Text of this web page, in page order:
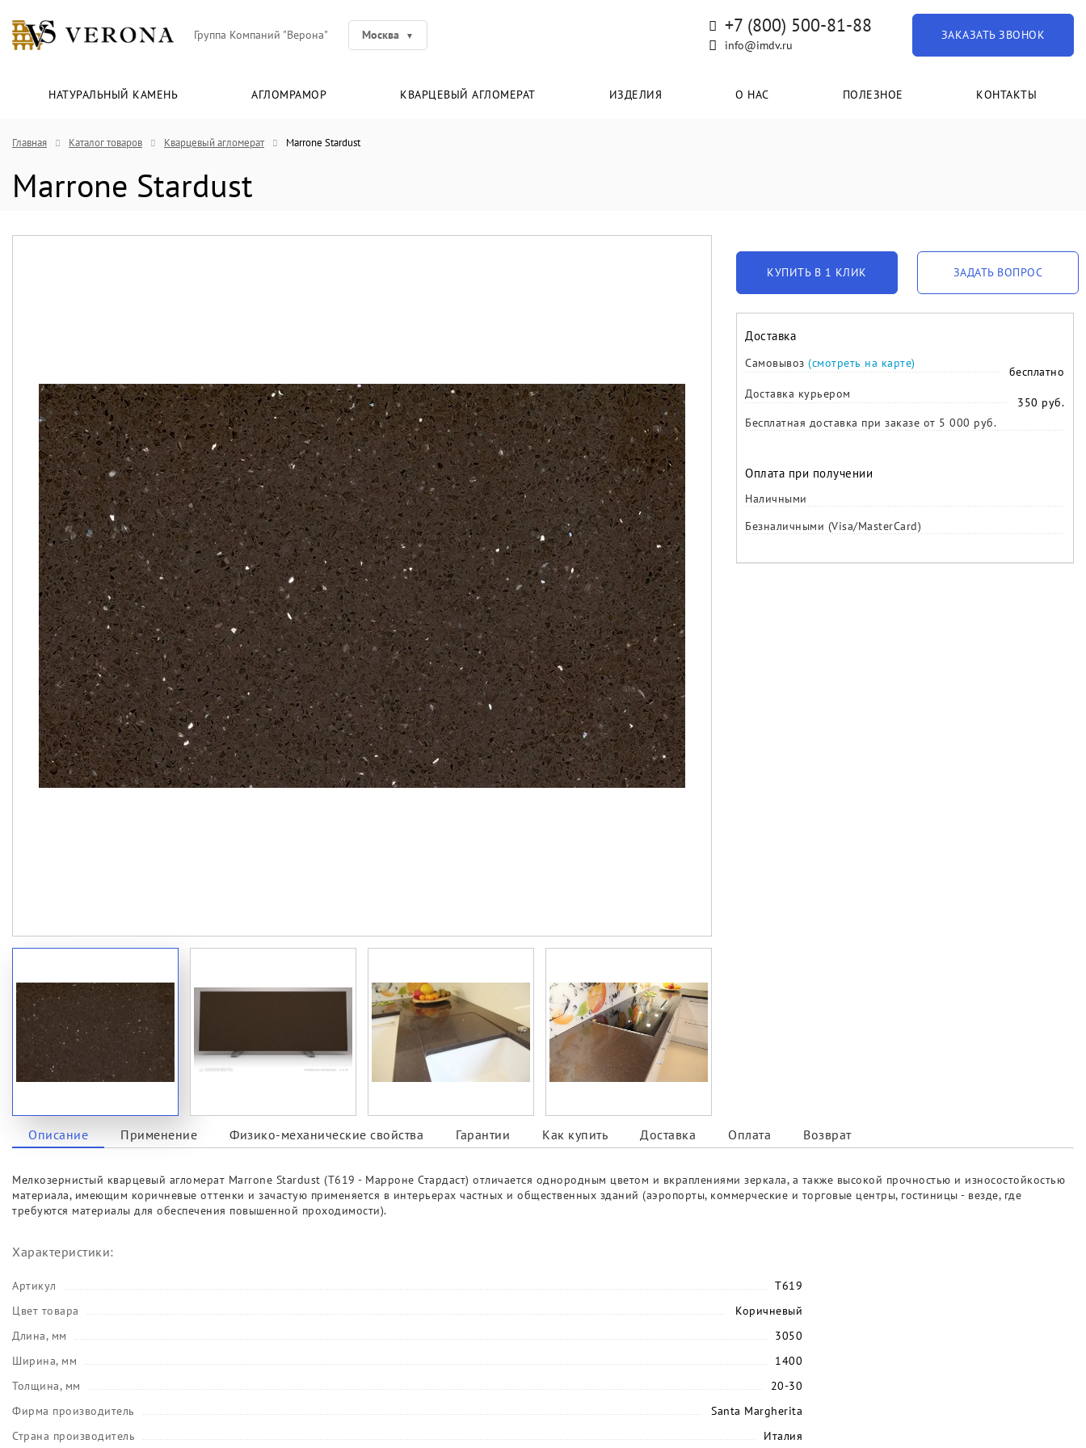
Группа Компаний "Верона" Москва +7 (800) 500-81-88
info@imdv.ru
ЗАКАЗАТЬ ЗВОНОК
НАТУРАЛЬНЫЙ КАМЕНЬ АГЛОМРАМОР КВАРЦЕВЫЙ АГЛОМЕРАТ ИЗДЕЛИЯ О НАС ПОЛЕЗНОЕ КОНТАКТЫ
Главная Каталог товаров Кварцевый агломерат Marrone Stardust
Marrone Stardust
КУПИТЬ В 1 КЛИК ЗАДАТЬ ВОПРОС
Доставка
Самовывоз (смотреть на карте)
бесплатно
Доставка курьером
350 руб.
Бесплатная доставка при заказе от 5 000 руб.
Оплата при получении
Наличными
Безналичными (Visa/MasterCard)
Описание Применение Физико-механические свойства Гарантии Как купить Доставка Оплата Возврат
Мелкозернистый кварцевый агломерат Marrone Stardust (T619 - Марроне Стардаст) отличается однородным цветом и вкраплениями зеркала, а также высокой прочностью и износостойкостью
материала, имеющим коричневые оттенки и зачастую применяется в интерьерах частных и общественных зданий (аэропорты, коммерческие и торговые центры, гостиницы - везде, где
требуются материалы для обеспечения повышенной проходимости).
Характеристики:
Артикул
T619
Цвет товара
Коричневый
Длина, мм
3050
Ширина, мм
1400
Толщина, мм
20-30
Фирма производитель
Santa Margherita
Страна производитель
Италия